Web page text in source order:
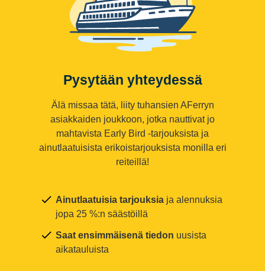
Pysytään yhteydessä
Älä missaa tätä, liity tuhansien AFerryn
asiakkaiden joukkoon, jotka nauttivat jo
mahtavista Early Bird -tarjouksista ja
ainutlaatuisista erikoistarjouksista monilla eri
reiteillä!
Ainutlaatuisia tarjouksia ja alennuksia
jopa 25 %:n säästöillä
Saat ensimmäisenä tiedon uusista
aikatauluista